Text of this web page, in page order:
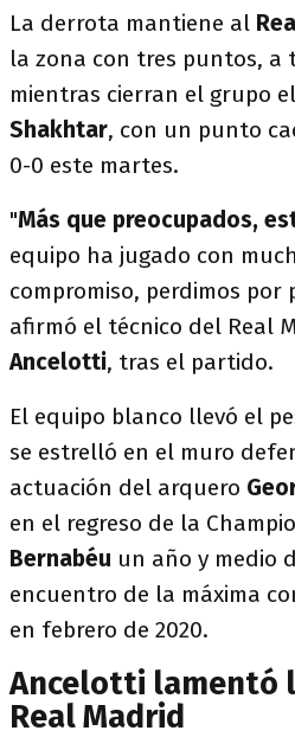
La derrota mantiene al
la zona con tres puntos, a
mientras cierran el grupo
Shakhtar, con un punto
0-0 este martes.
"Más que preocupados,
equipo ha jugado con
compromiso, perdimos por
afirmó el técnico del Real
Ancelotti, tras el partido.
El equipo blanco llevó el
se estrelló en el muro
actuación del arquero
en el regreso de la
Bernabéu un año y medio
encuentro de la máxima
en febrero de 2020.
Ancelotti lamentó
Real Madrid